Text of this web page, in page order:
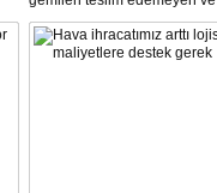
yaşayan tersanecilere
Bakanlığı'nın izni ile yabancı
özel jet uçakla Türkiye'ye